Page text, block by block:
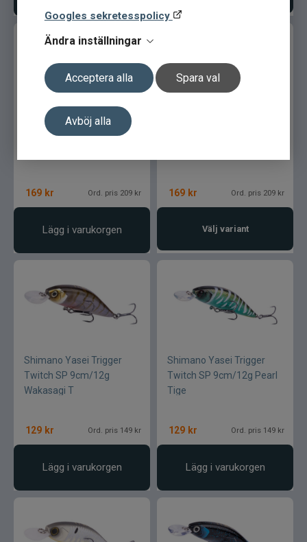
Googles sekretesspolicy
Ändra inställningar
Acceptera alla Spara val
Avböj alla
Spro Iris The Kid 4,8cm/6g
Brown Trout
169 kr Ord. pris 209 kr
Lägg i varukorgen
169 kr Ord. pris 209 kr
Välj variant
Shimano Yasei Trigger
Twitch SP 9cm/12g
Wakasagi T
129 kr Ord. pris 149 kr
Lägg i varukorgen
Shimano Yasei Trigger
Twitch SP 9cm/12g Pearl
Tige
129 kr Ord. pris 149 kr
Lägg i varukorgen